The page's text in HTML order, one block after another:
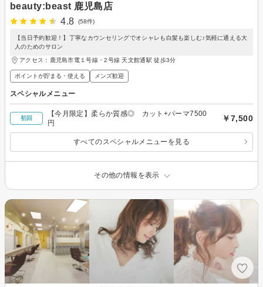
beauty:beast 鹿児島店
4.8
(58件)
【当日予約歓迎！】丁寧なカウンセリングでオシャレも白髪も楽しむ♪気軽に通える大
人のためのサロン
アクセス：鹿児島市電１号線・2号線 天文館通駅 徒歩3分
ポイントが貯まる・使える メンズ歓迎
スペシャルメニュー
初回
【今月限定】柔らか質感◎ カット+パーマ7500
円
￥7,500
すべてのスペシャルメニューを見る
その他の情報を表示